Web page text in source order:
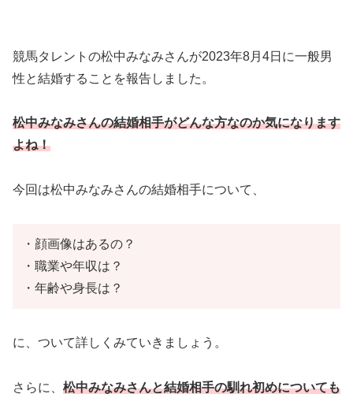
競馬タレントの松中みなみさんが2023年8月4日に一般男
性と結婚することを報告しました。
松中みなみさんの結婚相手がどんな方なのか気になります
よね！
今回は松中みなみさんの結婚相手について、
・顔画像はあるの？
・職業や年収は？
・年齢や身長は？
に、ついて詳しくみていきましょう。
さらに、 松中みなみさんと結婚相手の馴れ初めについても